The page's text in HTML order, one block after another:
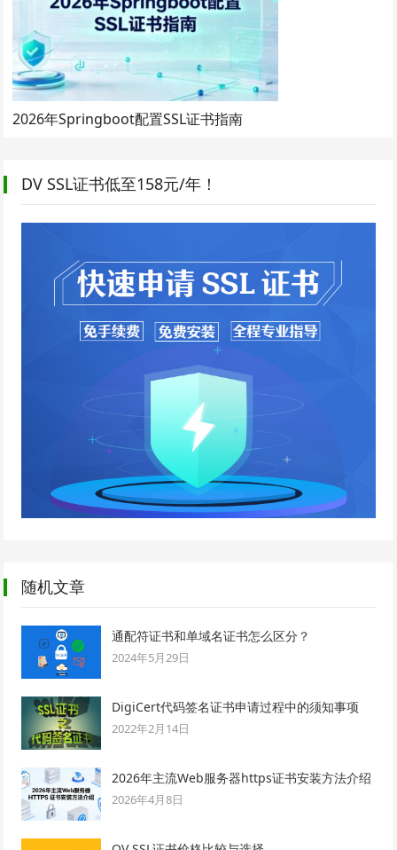
2026年Springboot配置SSL证书指南
DV SSL证书低至158元/年！
随机文章
通配符证书和单域名证书怎么区分？
2024年5月29日
DigiCert代码签名证书申请过程中的须知事项
2022年2月14日
2026年主流Web服务器https证书安装方法介绍
2026年4月8日